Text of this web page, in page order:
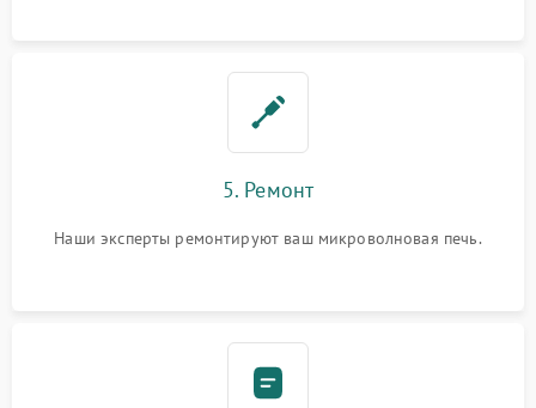
5. Ремонт
Наши эксперты ремонтируют ваш микроволновая печь.